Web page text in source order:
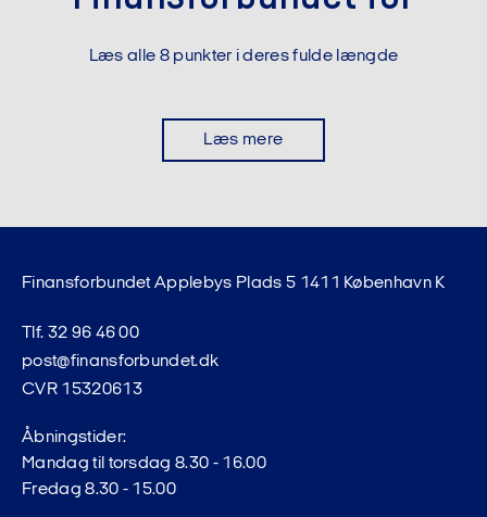
Læs alle 8 punkter i deres fulde længde
Læs mere
Finansforbundet Applebys Plads 5 1411 København K
Tlf. 32 96 46 00
post@finansforbundet.dk
CVR 15320613
Åbningstider:
Mandag til torsdag 8.30 - 16.00
Fredag 8.30 - 15.00